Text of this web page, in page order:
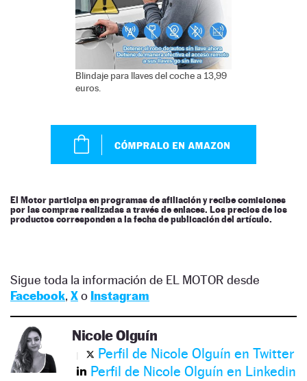
Blindaje para llaves del coche a 13,99
euros.
El Motor participa en programas de afiliación y recibe comisiones
por las compras realizadas a través de enlaces. Los precios de los
productos corresponden a la fecha de publicación del artículo.
Sigue toda la información de EL MOTOR desde
Facebook, Xo Instagram
Nicole Olguín
Perfil de Nicole Olguín en Twitter
Perfil de Nicole Olguín en Linkedin